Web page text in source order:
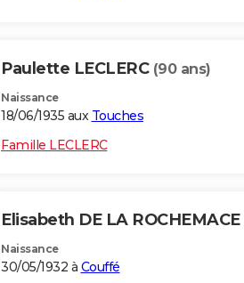
Paulette LECLERC (90 ans)
Naissance
18/06/1935 aux Touches
Famille LECLERC
Elisabeth DE LA ROCHEMACE
Naissance
30/05/1932 à Couffé